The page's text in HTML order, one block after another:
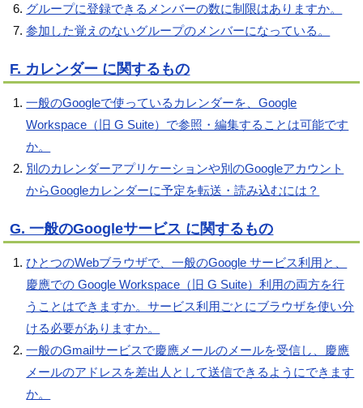
グループに登録できるメンバーの数に制限はありますか。
参加した覚えのないグループのメンバーになっている。
F. カレンダー に関するもの
一般のGoogleで使っているカレンダーを、Google
Workspace（旧 G Suite）で参照・編集することは可能です
か。
別のカレンダーアプリケーションや別のGoogleアカウント
からGoogleカレンダーに予定を転送・読み込むには？
G. 一般のGoogleサービス に関するもの
ひとつのWebブラウザで、一般のGoogle サービス利用と、
慶應での Google Workspace（旧 G Suite）利用の両方を行
うことはできますか。サービス利用ごとにブラウザを使い分
ける必要がありますか。
一般のGmailサービスで慶應メールのメールを受信し、慶應
メールのアドレスを差出人として送信できるようにできます
か。